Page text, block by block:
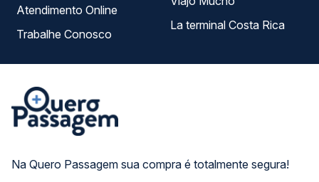
Na Quero Passagem sua compra é totalmente segura!
Atendimento Online
Trabalhe Conosco
La terminal Costa Rica